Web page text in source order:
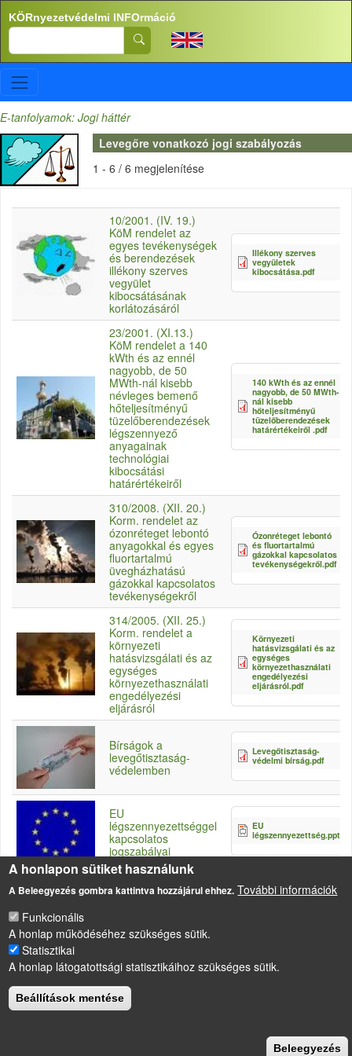
Ugrás a tartalomra
KÖRnyezetvédelmi INFOrmáció
Search
E-tanfolyamok: Jogi háttér
Levegőre vonatkozó jogi szabályozás
1 - 6 / 6 megjelenítése
10/2001. (IV. 19.)
KöM rendelet az
egyes tevékenységek
és berendezések
illékony szerves
vegyület
kibocsátásának
korlátozásáról
Illékony szerves
vegyületek
kibocsátása.pdf
23/2001. (XI.13.)
KöM rendelet a 140
kWth és az ennél
nagyobb, de 50
MWth-nál kisebb
névleges bemenő
hőteljesítményű
tüzelőberendezések
légszennyező
anyagainak
technológiai
kibocsátási
határértékeiről
140 kWth és az ennél
nagyobb, de 50 MWth-
nál kisebb
hőteljesítményű
tüzelőberendezések
határértékeiről .pdf
310/2008. (XII. 20.)
Korm. rendelet az
ózonréteget lebontó
anyagokkal és egyes
fluortartalmú
üvegházhatású
gázokkal kapcsolatos
tevékenységekről
Ózonréteget lebontó
és fluortartalmú
gázokkal kapcsolatos
tevékenységekről.pdf
314/2005. (XII. 25.)
Korm. rendelet a
környezeti
hatásvizsgálati és az
egységes
környezethasználati
engedélyezési
eljárásról
Környezeti
hatásvizsgálati és az
egységes
környezethasználati
engedélyezési
eljárásról.pdf
Bírságok a
levegőtisztaság-
védelemben
Levegőtisztaság-
védelmi bírság.pdf
EU
légszennyezettséggel
kapcsolatos
jogszabályai
EU
légszennyezettség.ppt
LÁBLÉC
Impresszum
Drupalalapú webhely
A honlapon sütiket használunk
A Beleegyezés gombra kattintva hozzájárul ehhez. További információk
Funkcionális
A honlap működéséhez szükséges sütik.
Statisztikai
A honlap látogatottsági statisztikáihoz szükséges sütik.
Beállítások mentése
Beleegyezés